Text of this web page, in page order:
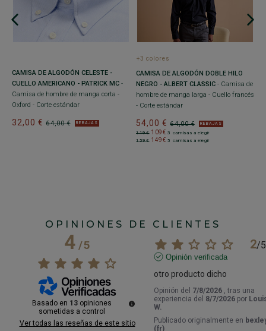
CAMISA DE ALGODÓN CELESTE -
CUELLO AMERICANO - PATRICK MC -
Camisa de hombre de manga corta -
Oxford - Corte estándar
64,00 €
32,00 € REBAJAS
+3 colores
CAMISA DE ALGODÓN DOBLE HILO
NEGRO - ALBERT CLASSIC - Camisa de
hombre de manga larga - Cuello francés
- Corte estándar
64,00 €
54,00 € REBAJAS
119€ 109€ 3 camisas a elegir
159€ 149€ 5 camisas a elegir
OPINIONES DE CLIENTES
4/5
Basado en 13 opiniones
sometidas a control
Ver todas las reseñas de este sitio
2/5
Opinión verificada
otro producto dicho
Opinión del 7/8/2026
, tras una
experiencia del 8/7/2026 por
W.
Publicado originalmente en
(fr)